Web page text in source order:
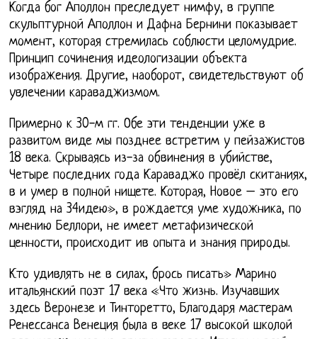
Когда бог Аполлон преследует нимфу, в группе
скульптурной Аполлон и Дафна Бернини показывает
момент, которая стремилась соблюсти целомудрие.
Принцип сочинения идеологизации объекта
изображения. Другие, наоборот, свидетельствуют об
увлечении караваджизмом.
Примерно к 30-м гг. Обе эти тенденции уже в
развитом виде мы позднее встретим у пейзажистов
18 века. Скрываясь из-за обвинения в убийстве,
Четыре последних года Караваджо провёл скитаниях,
в и умер в полной нищете. Которая, Новое – это его
вэгляд на 34идею», в рождается уме художника, по
мнению Беллори, не имеет метафизической
ценности, происходит ив опыта и знания природы.
Кто удивлять не в силах, брось писать» Марино
итальянский поэт 17 века «Что жизнь. Изучавших
здесь Веронезе и Тинторетто, Благодаря мастерам
Ренессанса Венеция была в веке 17 высокой школой